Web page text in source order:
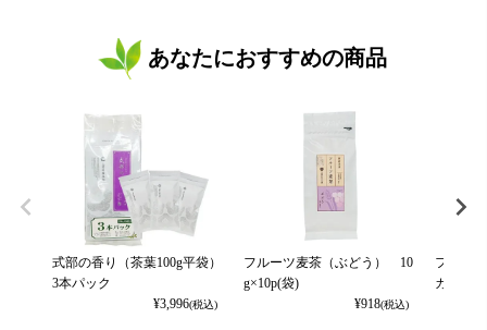
あなたにおすすめの商品
式部の香り（茶葉100g平袋）
3本パック
¥3,996(税込)
フルーツ麦茶（ぶどう） 10
g×10p(袋)
¥918(税込)
フルー
カット